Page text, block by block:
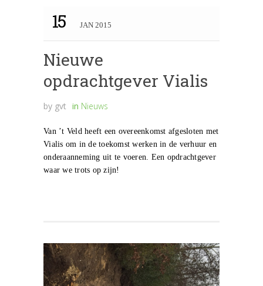
15 JAN 2015
Nieuwe
opdrachtgever Vialis
by gvt in Nieuws
Van ’t Veld heeft een overeenkomst afgesloten met
Vialis om in de toekomst werken in de verhuur en
onderaanneming uit te voeren. Een opdrachtgever
waar we trots op zijn!